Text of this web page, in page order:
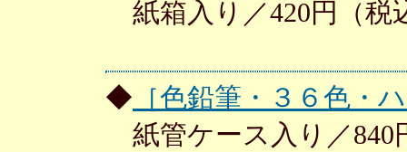
紙箱入り／420円（税
◆ ［色鉛筆・３６色・
紙管ケース入り／840